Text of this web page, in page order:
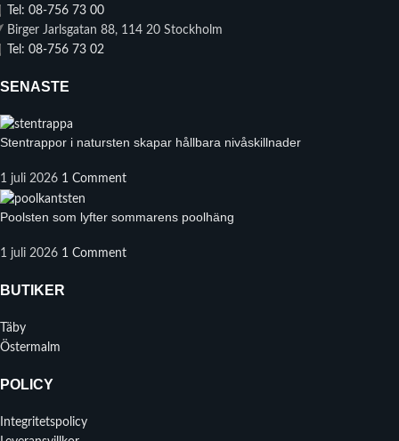
Tel: 08-756 73 00
Birger Jarlsgatan 88, 114 20 Stockholm
Tel: 08-756 73 02
SENASTE
Stentrappor i natursten skapar hållbara nivåskillnader
1 juli 2026 1 Comment
Poolsten som lyfter sommarens poolhäng
1 juli 2026 1 Comment
BUTIKER
Täby
Östermalm
POLICY
Integritetspolicy